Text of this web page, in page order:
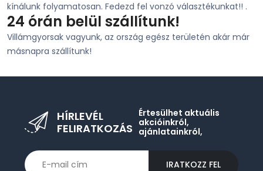
kínálunk folyamatosan. Fedezd fel vonzó választékunkat!! .
24 órán belül szállítunk!
Villámgyorsak vagyunk, az ország egész területén akár már
másnapra szállítunk!
HÍRLEVÉL
FELIRATKOZÁS
Értesülhet aktuális
akcióinkról,
ajánlatainkról,
IRATKOZZ FEL